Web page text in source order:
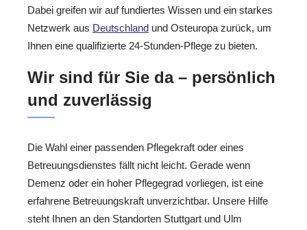
Dabei greifen wir auf fundiertes Wissen und ein starkes
Netzwerk aus Deutschland und Osteuropa zurück, um
Ihnen eine qualifizierte 24-Stunden-Pflege zu bieten.
Wir sind für Sie da – persönlich
und zuverlässig
Die Wahl einer passenden Pflegekraft oder eines
Betreuungsdienstes fällt nicht leicht. Gerade wenn
Demenz oder ein hoher Pflegegrad vorliegen, ist eine
erfahrene Betreuungskraft unverzichtbar. Unsere Hilfe
steht Ihnen an den Standorten Stuttgart und Ulm